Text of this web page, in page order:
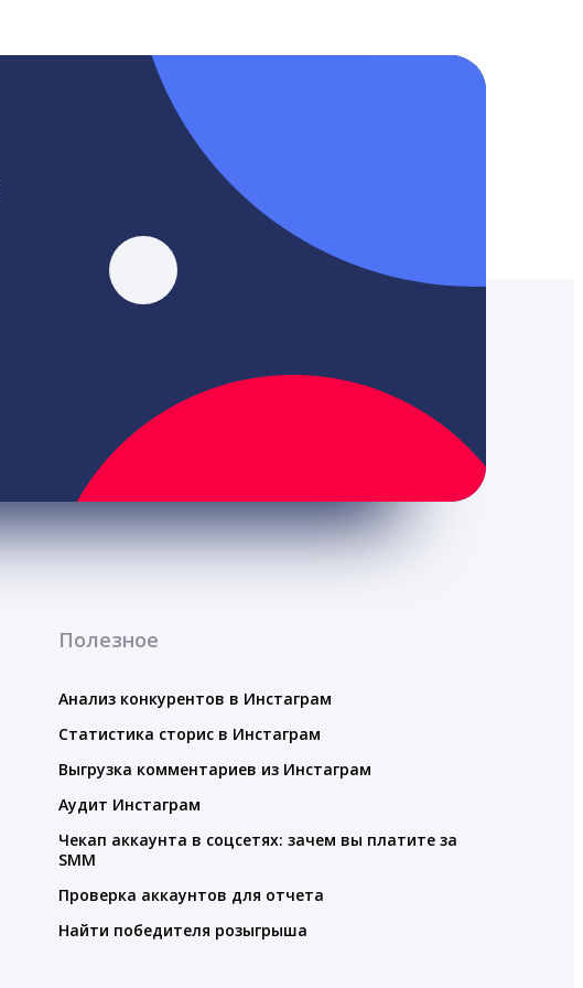
Полезное
Анализ конкурентов в Инстаграм
Статистика сторис в Инстаграм
Выгрузка комментариев из Инстаграм
Аудит Инстаграм
Чекап аккаунта в соцсетях: зачем вы платите за
SMM
Проверка аккаунтов для отчета
Найти победителя розыгрыша